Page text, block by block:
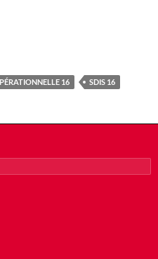
16 SDIS 16